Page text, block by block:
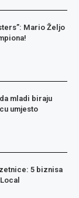
Mario Željo
mladi biraju
umjesto
5 biznisa